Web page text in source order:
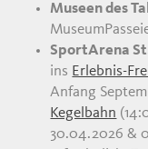
Museen des
SportArena
ins Erlebnis-
Anfang
Kegelbahn
30.04.2026 &